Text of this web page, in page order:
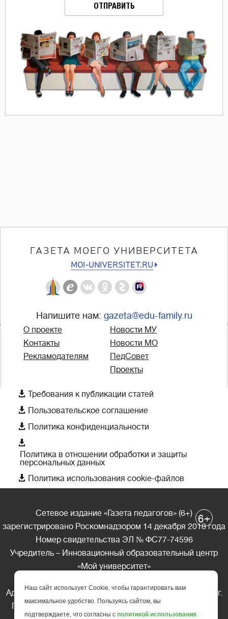
ОТПРАВИТЬ
ГАЗЕТА МОЕГО УНИВЕРСИТЕТА
MOI-UNIVERSITET.RU
Напишите нам: gazeta@edu-family.ru
О проекте
Контакты
Рекламодателям
Новости МУ
Новости МО
ПедСовет
Проекты
 Требования к публикации статей
 Пользовательское соглашение
 Политика конфиденциальности

Политика в отношении обработки и защиты
персональных данных
 Политика использования cookie-файлов
Сетевое издание «Газета педагогов» (6+)
зарегистрировано Роскомнадзором 14 декабря 2018 года
Номер свидетельства ЭЛ № ФС77-74596
Учредитель – Инновационный образовательный центр
«Мой университет»
Адрес редакции: 185035 Россия, Республика Карелия, г.
Петрозаводск, ул. Фридриха Энгельса д.10, офис 211
6+
Наш сайт использует Cookie, чтобы гарантировать вам
максимальное удобство. Пользуясь сайтом, вы
подтверждаете, что согласны с политикой использования